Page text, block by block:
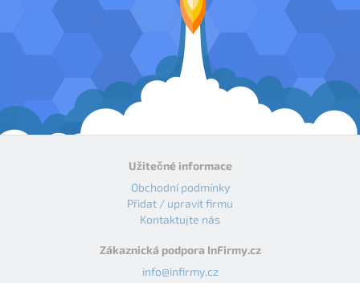
Užitečné informace
Obchodní podmínky
Přidat / upravit firmu
Kontaktujte nás
Zákaznická podpora InFirmy.cz
info@infirmy.cz